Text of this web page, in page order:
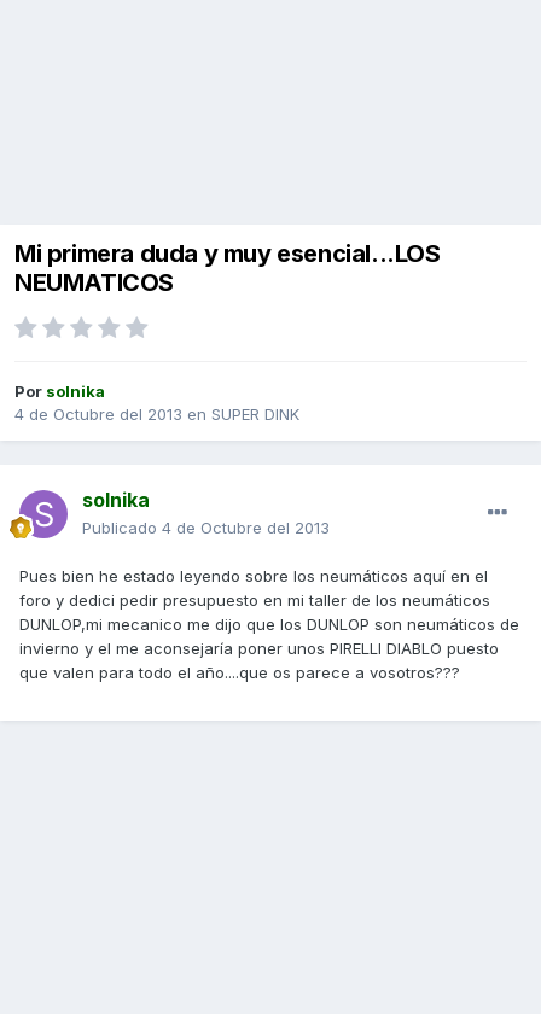
Mi primera duda y muy esencial...LOS
NEUMATICOS
Por solnika
4 de Octubre del 2013 en SUPER DINK
solnika
Publicado 4 de Octubre del 2013
Pues bien he estado leyendo sobre los neumáticos aquí en el
foro y dedici pedir presupuesto en mi taller de los neumáticos
DUNLOP,mi mecanico me dijo que los DUNLOP son neumáticos de
invierno y el me aconsejaría poner unos PIRELLI DIABLO puesto
que valen para todo el año....que os parece a vosotros???